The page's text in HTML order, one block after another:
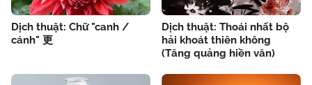
Dịch thuật: Chữ "canh /
cánh" 更
Dịch thuật: Thoái nhất bộ
hải khoát thiên không
(Tăng quảng hiền văn)